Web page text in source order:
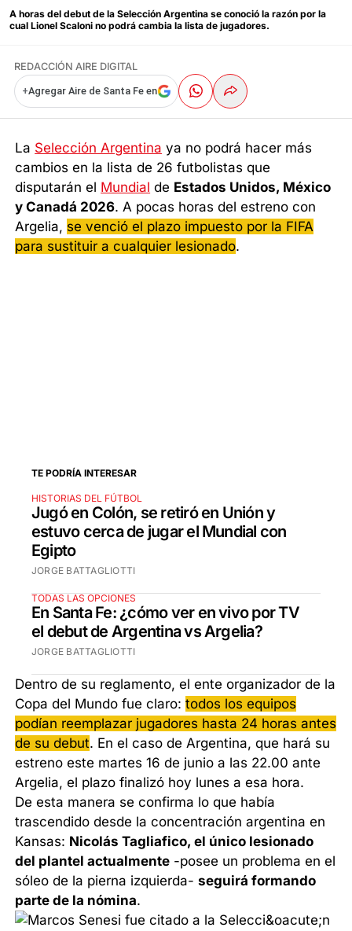
A horas del debut de la Selección Argentina se conoció la razón por la
cual Lionel Scaloni no podrá cambia la lista de jugadores.
REDACCIÓN AIRE DIGITAL
+Agregar Aire de Santa Fe en
La Selección Argentina ya no podrá hacer más
cambios en la lista de 26 futbolistas que
disputarán el Mundial de Estados Unidos, México
y Canadá 2026. A pocas horas del estreno con
Argelia, se venció el plazo impuesto por la FIFA
para sustituir a cualquier lesionado.
TE PODRÍA INTERESAR
HISTORIAS DEL FÚTBOL
Jugó en Colón, se retiró en Unión y
estuvo cerca de jugar el Mundial con
Egipto
JORGE BATTAGLIOTTI
TODAS LAS OPCIONES
En Santa Fe: ¿cómo ver en vivo por TV
el debut de Argentina vs Argelia?
JORGE BATTAGLIOTTI
Dentro de su reglamento, el ente organizador de la
Copa del Mundo fue claro:todos los equipos
podían reemplazar jugadores hasta 24 horas antes
de su debut. En el caso de Argentina, que hará su
estreno este martes 16 de junio a las 22.00 ante
Argelia, el plazo finalizó hoy lunes a esa hora.
De esta manera se confirma lo que había
trascendido desde la concentración argentina en
Kansas: Nicolás Tagliafico, el único lesionado
del plantel actualmente -posee un problema en el
sóleo de la pierna izquierda-seguirá formando
parte de la nómina.